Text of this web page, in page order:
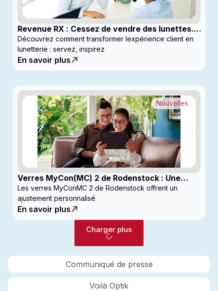
Communiqué de presse
Voilà Optik
Revenue RX : Cessez de vendre des lunettes.
Commencez à générer des profits
Découvrez comment transformer lexpérience client en
lunetterie : servez, inspirez
En savoir plus
Verres MyCon(MC) 2 de Rodenstock : Une
nouvelle génération de verres pour
enfantsconçus pour le contrôle de la myopie
Nouvelles
Les verres MyConMC 2 de Rodenstock offrent un
ajustement personnalisé
En savoir plus
Charger plus